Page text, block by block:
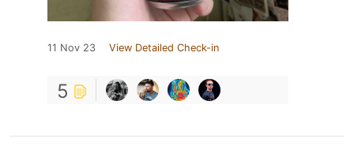
11 Nov 23 View Detailed Check-in
5